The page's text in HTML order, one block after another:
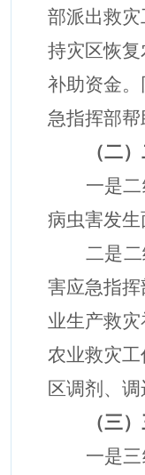
部派出救
持灾区恢
补助资金
急指挥部
（二）
一是
病虫害发
二是
害应急指
业生产救
农业救灾
区调剂、
（三）
一是